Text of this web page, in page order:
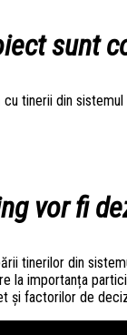
sunt
tinerii din
vor fi
tinerilor din
la importanța
factorilor de